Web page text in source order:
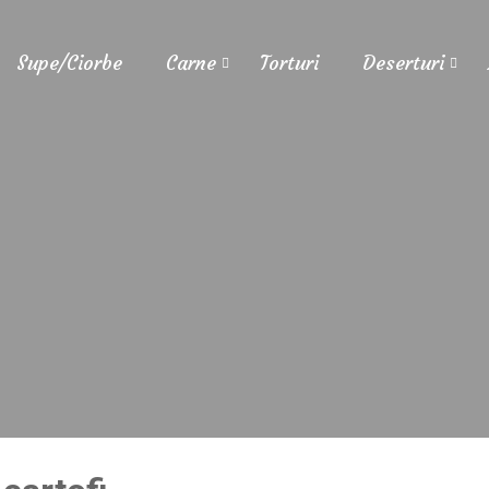
Supe/Ciorbe Carne Torturi Deserturi